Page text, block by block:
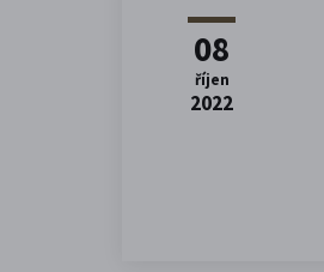
08
říjen
2022